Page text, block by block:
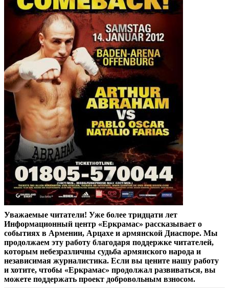
Уважаемые читатели! Уже более тридцати лет
Информационный центр «Еркрамас» рассказывает о
событиях в Армении, Арцахе и армянской Диаспоре. Мы
продолжаем эту работу благодаря поддержке читателей,
которым небезразличны судьба армянского народа и
независимая журналистика. Если вы цените нашу работу
и хотите, чтобы «Еркрамас» продолжал развиваться, вы
можете поддержать проект добровольным взносом.